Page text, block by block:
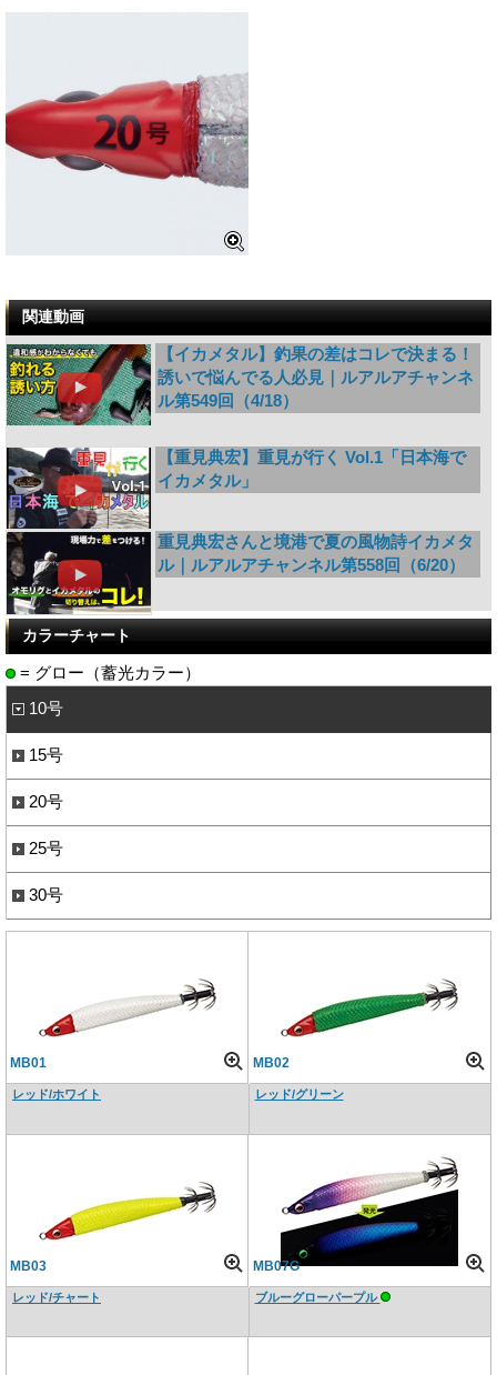
関連動画
【イカメタル】釣果の差はコレで決まる！
誘いで悩んでる人必見｜ルアルアチャンネ
ル第549回（4/18）
【重見典宏】重見が行く Vol.1「日本海で
イカメタル」
重見典宏さんと境港で夏の風物詩イカメタ
ル｜ルアルアチャンネル第558回（6/20）
カラーチャート
= グロー（蓄光カラー）
10号
15号
20号
25号
30号
MB01
レッド/ホワイト
MB02
レッド/グリーン
MB03
レッド/チャート
MB07G
ブルーグローパープル